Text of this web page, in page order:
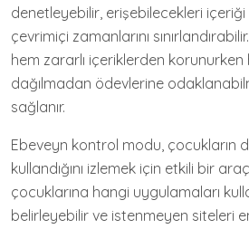
denetleyebilir, erişebilecekleri
çevrimiçi zamanlarını
hem zararlı içeriklerden
dağılmadan ödevlerine
sağlanır.
Ebeveyn kontrol modu, çocukların
kullandığını izlemek için etkili bir
çocuklarına hangi uygulamaları
belirleyebilir ve istenmeyen siteleri